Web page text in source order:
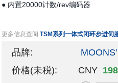
● 内置20000计数/rev编码器
更多信息查阅 TSM系列一体式闭环步进伺
品牌:
MOONS'
价格(未税):
CNY